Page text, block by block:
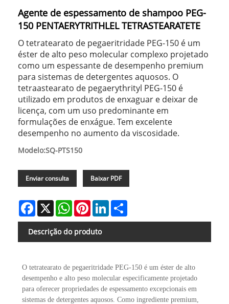
Agente de espessamento de shampoo PEG-
150 PENTAERYTRITHLEL TETRASTEARATETE
O tetratearato de pegaeritridade PEG-150 é um
éster de alto peso molecular complexo projetado
como um espessante de desempenho premium
para sistemas de detergentes aquosos. O
tetraastearato de pegaerythrityl PEG-150 é
utilizado em produtos de enxaguar e deixar de
licença, com um uso predominante em
formulações de enxágue. Tem excelente
desempenho no aumento da viscosidade.
Modelo:SQ-PTS150
Enviar consulta Baixar PDF
Facebook
X WhatsAppPinterestLinkedIn
Descrição do produto
O tetratearato de pegaeritridade PEG-150 é um éster de alto
desempenho e alto peso molecular especificamente projetado
para oferecer propriedades de espessamento excepcionais em
sistemas de detergentes aquosos. Como ingrediente premium,